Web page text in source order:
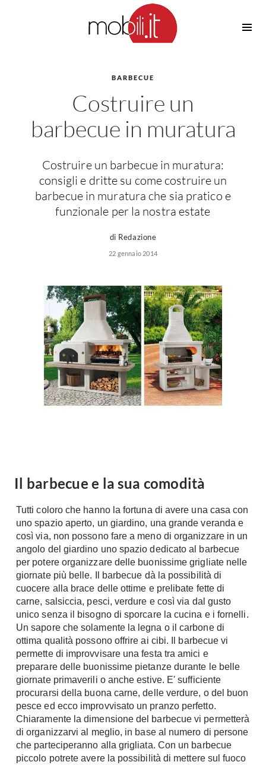
Cucine Moderne
Cucine Country
Consigli Cucine
Attrezzature Interne
Elettrodomestici
Cappe
Lavastoviglie
Lavatrici
Asciugatrici
Piccoli
Elettrodomestici
Casalinghi
Soggiorno
Librerie
Vetrine
Pareti Attrezzate
Porta Tv
Contatti
Divani
Divani moderni
Divani classici
Poltrone
Poltroncine
Divanoletto
Chaise Longue
Divani Angolo
Divani in Pelle
Casette in Legno
Amaca
Pergole
Giardinaggio
Piante
Applique
Plafoniere
Riscaldamento
Caminetti
Stufe
Radiatori
Climatizzatori
Climatizzatore
Deumidificatori
Chiller
Pompe di calore
Ecologia
Geotermia
Case in Legno
Case Prefabbricate
Fotovoltaico
Riciclo
Energie Rinnovabili
Bioedilizia
Teleriscaldamento
Cura della casa
BARBECUE
Costruire un
barbecue in muratura
Costruire un barbecue in muratura:
consigli e dritte su come costruire un
barbecue in muratura che sia pratico e
funzionale per la nostra estate
di Redazione
22 gennaio 2014
Il barbecue e la sua comodità
Tutti coloro che hanno la fortuna di avere una casa con
uno spazio aperto, un giardino, una grande veranda e
così via, non possono fare a meno di organizzare in un
angolo del giardino uno spazio dedicato al barbecue
per potere organizzare delle buonissime grigliate nelle
giornate più belle. Il barbecue dà la possibilità di
cuocere alla brace delle ottime e prelibate fette di
carne, salsiccia, pesci, verdure e così via dal gusto
unico senza il bisogno di sporcare la cucina e i fornelli.
Un sapore che solamente la legna o il carbone di
ottima qualità possono offrire ai cibi. Il barbecue vi
permette di improvvisare una festa tra amici e
preparare delle buonissime pietanze durante le belle
giornate primaverili o anche estive. E' sufficiente
procurarsi della buona carne, delle verdure, o del buon
pesce ed ecco improvvisato un pranzo perfetto.
Chiaramente la dimensione del barbecue vi permetterà
di organizzarvi al meglio, in base al numero di persone
che parteciperanno alla grigliata. Con un barbecue
piccolo potrete avere la possibilità di mettere sul fuoco